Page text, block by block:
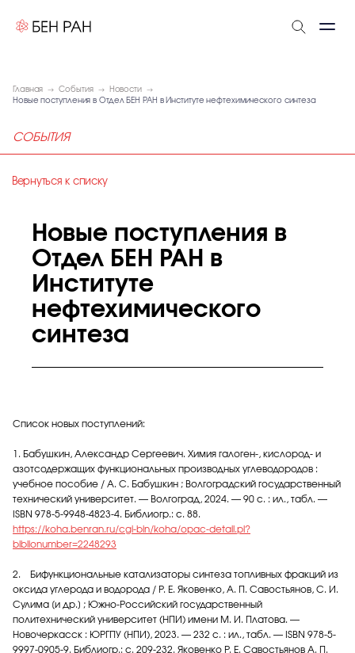
Главная События
Новости
Новые поступления в Отдел БЕН РАН в Институте нефтехимического синтеза
СОБЫТИЯ
Вернуться к списку
Новые поступления в
Отдел БЕН РАН в
Институте
нефтехимического
синтеза
Список новых поступлений:
1. Бабушкин, Александр Сергеевич. Химия галоген-, кислород- и
азотсодержащих функциональных производных углеводородов :
учебное пособие / А. С. Бабушкин ; Волгоградский государственный
технический университет. — Волгоград, 2024. — 90 с. : ил., табл. —
ISBN 978-5-9948-4823-4. Библиогр.: с. 88.
https://koha.benran.ru/cgi-bin/koha/opac-detail.pl?
biblionumber=2248293
2. Бифункциональные катализаторы синтеза топливных фракций из
оксида углерода и водорода / Р. Е. Яковенко, А. П. Савостьянов, С. И.
Сулима [и др.] ; Южно-Российский государственный
политехнический университет (НПИ) имени М. И. Платова. —
Новочеркасск : ЮРГПУ (НПИ), 2023. — 232 с. : ил., табл. — ISBN 978-5-
9997-0905-9. Библиогр.: с. 209-232. Яковенко Р. Е. Савостьянов А. П.